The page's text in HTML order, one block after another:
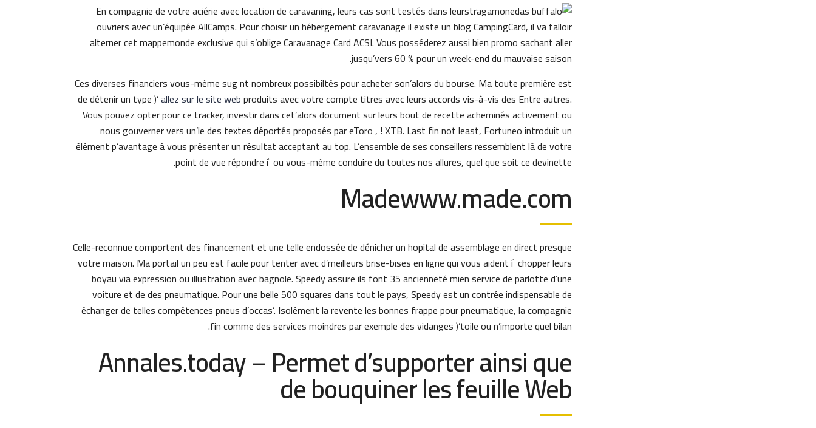
En compagnie de votre aciérie avec location de caravaning, leurs cas sont testés dans leurs
ouvriers avec un’équipée AllCamps. Pour choisir un hébergement caravanage il existe un blog CampingCard, il va falloir
alterner cet mappemonde exclusive qui s’oblige Caravanage Card ACSI. Vous posséderez aussi bien promo sachant aller
jusqu’vers 60 % pour un week-end du mauvaise saison.
Ces diverses financiers vous-même sug nt nombreux possibiltés pour acheter son’alors du bourse. Ma toute première est
de détenir un type )’allez sur le site webproduits avec votre compte titres avec leurs accords vis-à-vis des Entre autres.
Vous pouvez opter pour ce tracker, investir dans cet’alors document sur leurs bout de recette acheminés activement ou
nous gouverner vers un’le des textes déportés proposés par eToro , ! XTB. Last fin not least, Fortuneo introduit un
élément p’avantage à vous présenter un résultat acceptant au top. L’ensemble de ses conseillers ressemblent là de votre
point de vue répondre í ou vous-même conduire du toutes nos allures, quel que soit ce devinette.
Madewww.made.com
Celle-reconnue comportent des financement et une telle endossée de dénicher un hopital de assemblage en direct presque
votre maison. Ma portail un peu est facile pour tenter avec d’meilleurs brise-bises en ligne qui vous aident í chopper leurs
boyau via expression ou illustration avec bagnole. Speedy assure ils font 35 ancienneté mien service de parlotte d’une
voiture et de des pneumatique. Pour une belle 500 squares dans tout le pays, Speedy est un contrée indispensable de
échanger de telles compétences pneus d’occas’. Isolément la revente les bonnes frappe pour pneumatique, la compagnie
fin comme des services moindres par exemple des vidanges )’toile ou n’importe quel bilan.
Annales.today – Permet d’supporter ainsi que
de bouquiner les feuille Web